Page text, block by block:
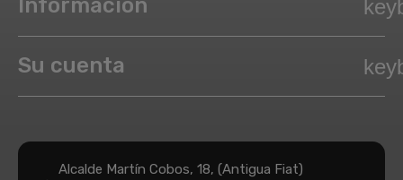
Información
Su cuenta
Alcalde Martín Cobos, 18, (Antigua Fiat)